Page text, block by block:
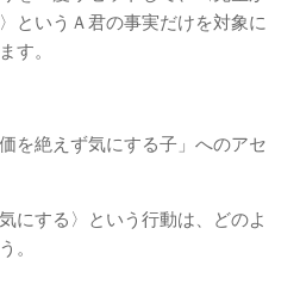
というＡ君の事実だけを対象に
す。
を絶えず気にする子」へのアセ
にする〉という行動は、どのよ
。